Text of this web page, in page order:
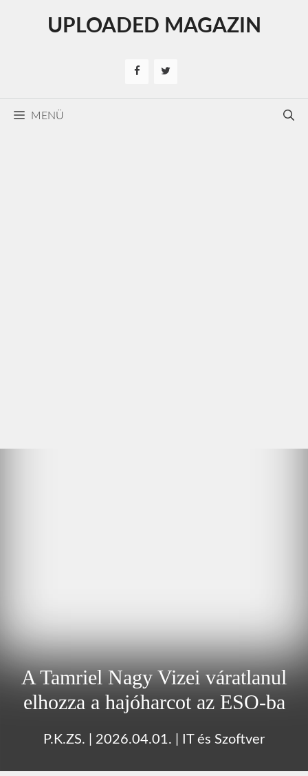
UPLOADED MAGAZIN
MENÜ
A Tamriel Nagy Vizei váratlanul
elhozza a hajóharcot az ESO-ba
P.K.ZS. 2026.04.01. IT és Szoftver